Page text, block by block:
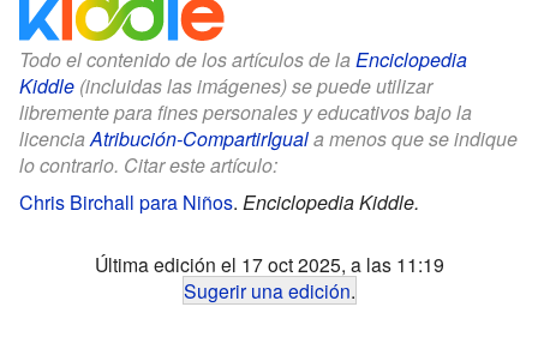
Todo el contenido de los artículos de la Enciclopedia
Kiddle (incluidas las imágenes) se puede utilizar
libremente para fines personales y educativos bajo la
licenciaAtribución-CompartirIguala menos que se indique
lo contrario. Citar este artículo:
Chris Birchall para Niños. Enciclopedia Kiddle.
Última edición el 17 oct 2025, a las 11:19
Sugerir una edición.